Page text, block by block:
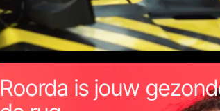
Roorda is jouw